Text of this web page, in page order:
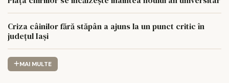
Criza câinilor fără stăpân a ajuns la un punct critic în
județul Iași
MAI MULTE